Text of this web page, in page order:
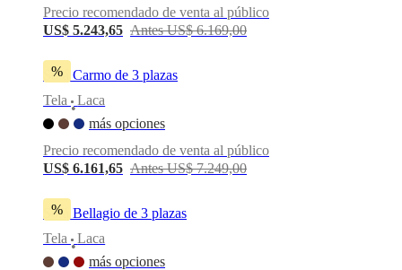
Precio recomendado de venta al público
US$ 5.243,65 Antes US$ 6.169,00
%
Sofá Carmo de 3 plazas
Tela
•
Laca
más opciones
Precio recomendado de venta al público
US$ 6.161,65 Antes US$ 7.249,00
%
Sofá Bellagio de 3 plazas
Tela
•
Laca
más opciones